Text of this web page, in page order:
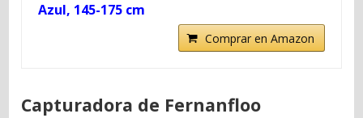
Azul, 145-175 cm
Comprar en Amazon
Capturadora de Fernanfloo